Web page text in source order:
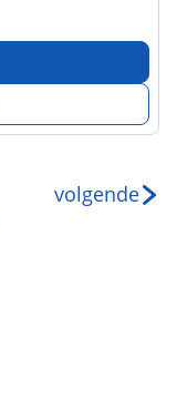
volgende